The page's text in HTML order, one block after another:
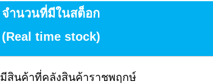
จำนวนที่มีในสต็อก
(Real time stock)
มีสินค้าที่คลังสินค้าราชพฤกษ์